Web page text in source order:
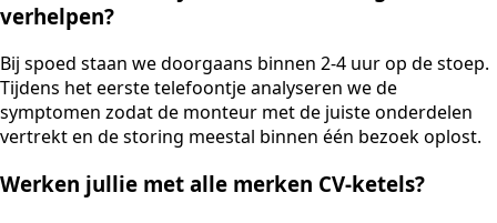
verhelpen?
Bij spoed staan we doorgaans binnen 2-4 uur op de stoep.
Tijdens het eerste telefoontje analyseren we de
symptomen zodat de monteur met de juiste onderdelen
vertrekt en de storing meestal binnen één bezoek oplost.
Werken jullie met alle merken CV-ketels?